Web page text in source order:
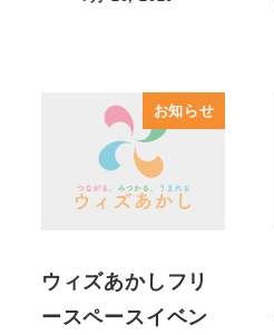
投稿日
お知らせ
ウィズあかしフリ
ースペースイベン